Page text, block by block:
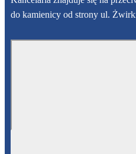
do kamienicy od strony ul.